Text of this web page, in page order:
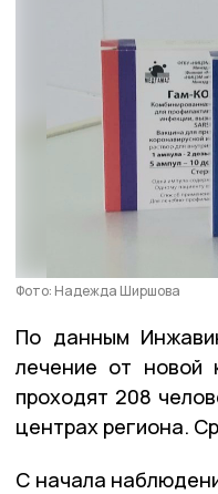
Фото: Надежда Ширшова
По данным
лечение от новой
проходят 208
центрах региона.
С начала